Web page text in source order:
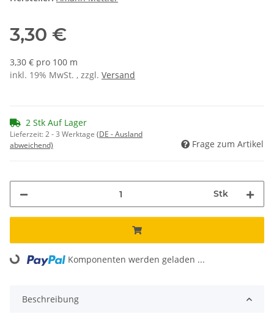
3,30 €
3,30 € pro 100 m
inkl. 19% MwSt. , zzgl. Versand
2 Stk Auf Lager
Lieferzeit:2 - 3 Werktage (DE - Ausland
abweichend)
Frage zum Artikel
Stk
Loading... Komponenten werden geladen ...
Beschreibung